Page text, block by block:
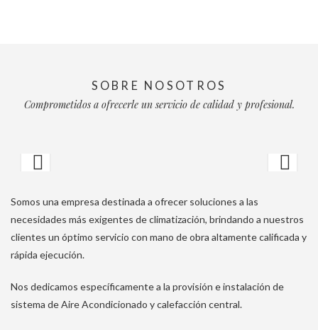
SOBRE NOSOTROS
Comprometidos a ofrecerle un servicio de calidad y profesional.
Somos una empresa destinada a ofrecer soluciones a las
necesidades más exigentes de climatización, brindando a nuestros
clientes un óptimo servicio con mano de obra altamente calificada y
rápida ejecución.
Nos dedicamos específicamente a la provisión e instalación de
sistema de Aire Acondicionado y calefacción central.